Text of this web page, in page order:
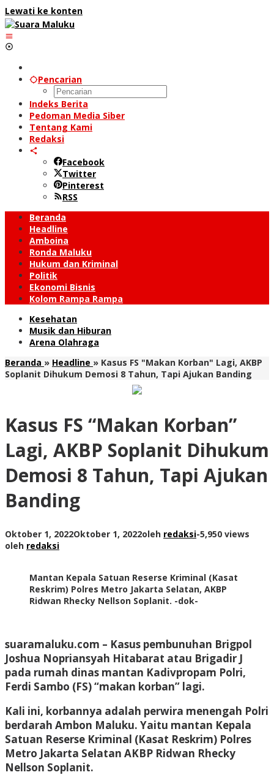
Lewati ke konten
Pencarian
Indeks Berita
Pedoman Media Siber
Tentang Kami
Redaksi
Facebook
Twitter
Pinterest
RSS
Beranda
Headline
Amboina
Ronda Maluku
Hukum dan Kriminal
Politik
Ekonomi Bisnis
Kolom Rampa Rampa
Kesehatan
Musik dan Hiburan
Arena Olahraga
Beranda » Headline » Kasus FS "Makan Korban" Lagi, AKBP
Soplanit Dihukum Demosi 8 Tahun, Tapi Ajukan Banding
Kasus FS “Makan Korban”
Lagi, AKBP Soplanit Dihukum
Demosi 8 Tahun, Tapi Ajukan
Banding
Oktober 1, 2022Oktober 1, 2022oleh redaksi-5,950 views
oleh redaksi
Mantan Kepala Satuan Reserse Kriminal (Kasat
Reskrim) Polres Metro Jakarta Selatan, AKBP
Ridwan Rhecky Nellson Soplanit. -dok-
suaramaluku.com – Kasus pembunuhan Brigpol
Joshua Nopriansyah Hitabarat atau Brigadir J
pada rumah dinas mantan Kadivpropam Polri,
Ferdi Sambo (FS) “makan korban” lagi.
Kali ini, korbannya adalah perwira menengah Polri
berdarah Ambon Maluku. Yaitu mantan Kepala
Satuan Reserse Kriminal (Kasat Reskrim) Polres
Metro Jakarta Selatan AKBP Ridwan Rhecky
Nellson Soplanit.